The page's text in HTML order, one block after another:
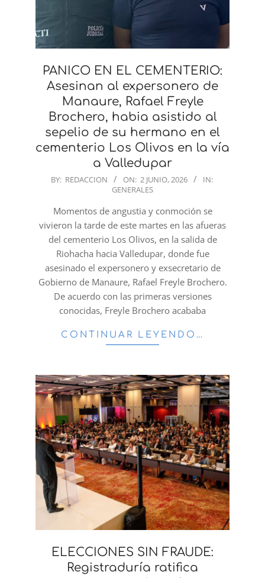
PANICO EN EL CEMENTERIO:
Asesinan al expersonero de
Manaure, Rafael Freyle
Brochero, habia asistido al
sepelio de su hermano en el
cementerio Los Olivos en la vía
a Valledupar
2026-
BY: REDACCION ON: 2 JUNIO, 2026
IN:
GENERALES
Momentos de angustia y conmoción se
vivieron la tarde de este martes en las afueras
del cementerio Los Olivos, en la salida de
Riohacha hacia Valledupar, donde fue
asesinado el expersonero y exsecretario de
Gobierno de Manaure, Rafael Freyle Brochero.
De acuerdo con las primeras versiones
conocidas, Freyle Brochero acababa
CONTINUAR LEYENDO…
ELECCIONES SIN FRAUDE:
Registraduría ratifica